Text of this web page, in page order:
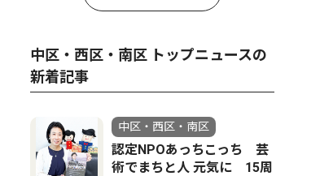
中区・西区・南区 トップニュースの
新着記事
中区・西区・南区
認定NPOあっちこっち 芸
術でまちと人 元気に 15周